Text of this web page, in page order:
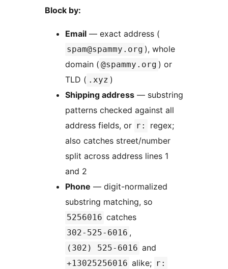
Block by:
Email — exact address (
spam@spammy.org ), whole
domain ( @spammy.org ) or
TLD ( .xyz )
Shipping address — substring
patterns checked against all
address fields, or r:
regex;
also catches street/number
split across address lines 1
and 2
Phone — digit-normalized
substring matching, so
5256016 catches
302-525-6016 ,
(302) 525-6016 and
+13025256016 alike; r: